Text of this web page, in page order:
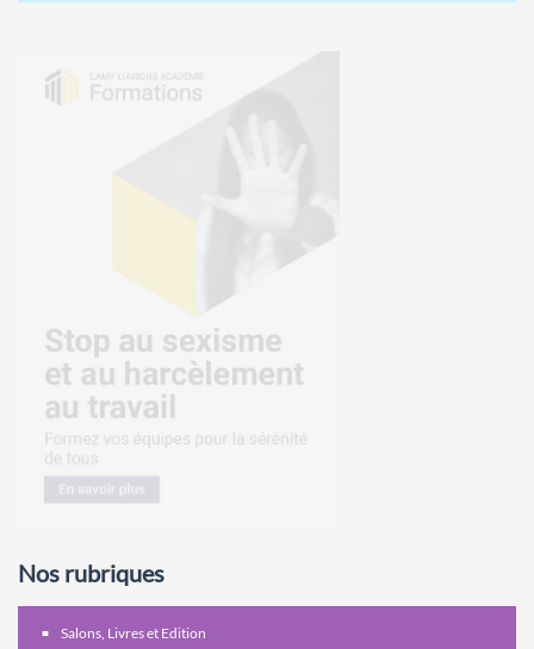
Nos rubriques
Salons, Livres et Edition